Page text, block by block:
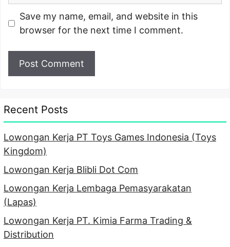
Save my name, email, and website in this
browser for the next time I comment.
Recent Posts
Lowongan Kerja PT Toys Games Indonesia (Toys
Kingdom)
Lowongan Kerja Blibli Dot Com
Lowongan Kerja Lembaga Pemasyarakatan
(Lapas)
Lowongan Kerja PT. Kimia Farma Trading &
Distribution